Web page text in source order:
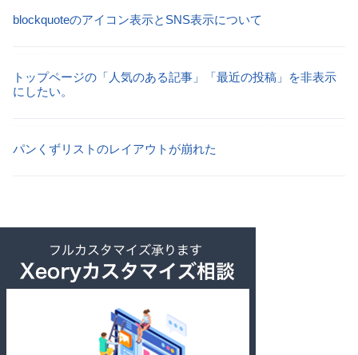
blockquoteのアイコン表示とSNS表示について
トップページの「人気のある記事」「最近の投稿」を非表示
にしたい。
パンくずリストのレイアウトが崩れた